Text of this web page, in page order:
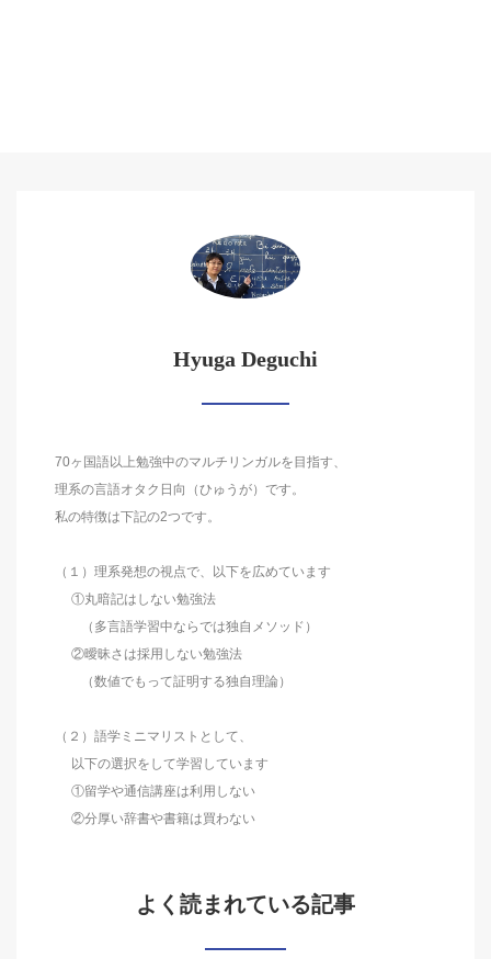
Hyuga Deguchi
70ヶ国語以上勉強中のマルチリンガルを目指す、
理系の言語オタク日向（ひゅうが）です。
私の特徴は下記の2つです。
（１）理系発想の視点で、以下を広めています
①丸暗記はしない勉強法
（多言語学習中ならでは独自メソッド）
②曖昧さは採用しない勉強法
（数値でもって証明する独自理論）
（２）語学ミニマリストとして、
以下の選択をして学習しています
①留学や通信講座は利用しない
②分厚い辞書や書籍は買わない
よく読まれている記事